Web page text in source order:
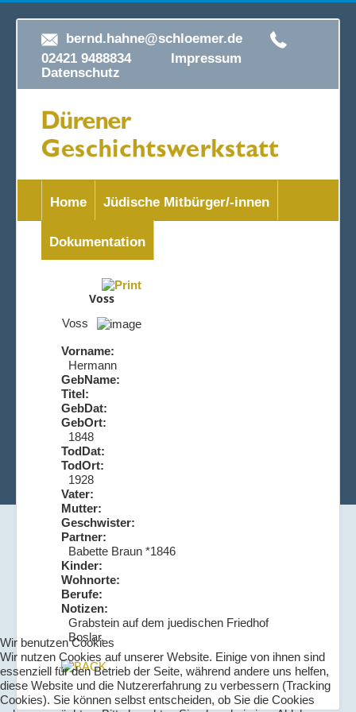
bernd.hahne@schloemer.de
02421 9488834 Impressum
Datenschutz
Home Jüdische Mitbürger/-innen
Dokumentation
Voss
Voss
Vorname:
Hermann
GebName:
Titel:
GebDat:
GebOrt:
1848
TodDat:
TodOrt:
1928
Vater:
Mutter:
Geschwister:
Partner:
Babette Braun *1846
Kinder:
Wohnorte:
Berufe:
Notizen:
Grabstein auf dem juedischen Friedhof
Boslar.
Wir benutzen Cookies
Wir nutzen Cookies auf unserer Website. Einige von ihnen sind
essenziell für den Betrieb der Seite, während andere uns helfen,
diese Website und die Nutzererfahrung zu verbessern (Tracking
Cookies). Sie können selbst entscheiden, ob Sie die Cookies